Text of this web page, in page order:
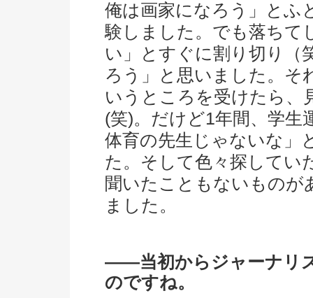
俺は画家になろう」とふ
験しました。でも落ちて
い」とすぐに割り切り（
ろう」と思いました。そ
いうところを受けたら、
(笑)。だけど1年間、学生
体育の先生じゃないな」
た。そして色々探してい
聞いたこともないものが
ました。
――当初からジャーナリ
のですね。